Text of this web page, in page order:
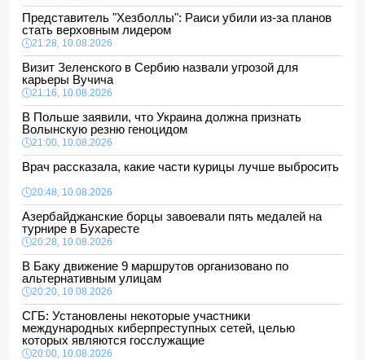
Представитель "Хезболлы": Раиси убили из-за планов
стать верховным лидером
21:28, 10.08.2026
Визит Зеленского в Сербию назвали угрозой для
карьеры Вучича
21:16, 10.08.2026
В Польше заявили, что Украина должна признать
Волынскую резню геноцидом
21:00, 10.08.2026
Врач рассказала, какие части курицы лучше выбросить
20:48, 10.08.2026
Азербайджанские борцы завоевали пять медалей на
турнире в Бухаресте
20:28, 10.08.2026
В Баку движение 9 маршрутов организовано по
альтернативным улицам
20:20, 10.08.2026
СГБ: Установлены некоторые участники
международных киберпреступных сетей, целью
которых являются госслужащие
20:00, 10.08.2026